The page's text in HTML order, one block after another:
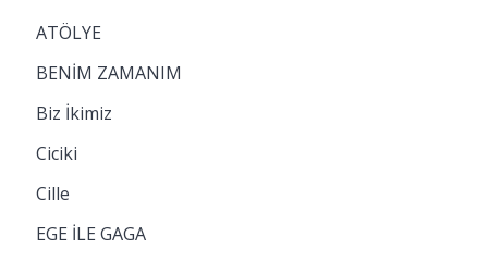
ATÖLYE
BENİM ZAMANIM
Biz İkimiz
Ciciki
Cille
EGE İLE GAGA